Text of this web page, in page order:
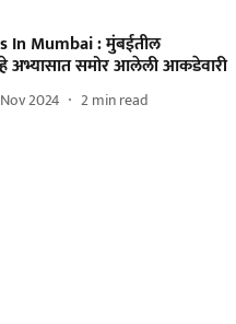
In Mumbai : मुंबईतील
अभ्यासात समोर आलेली आकडेवारी
Nov 2024 2min read